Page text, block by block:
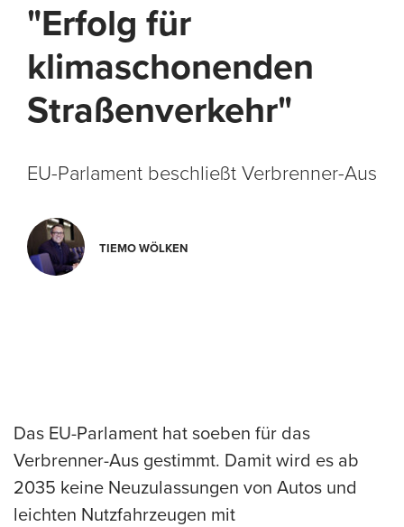
"Erfolg für
klimaschonenden
Straßenverkehr"
EU-Parlament beschließt Verbrenner-Aus
TIEMO WÖLKEN
Das EU-Parlament hat soeben für das
Verbrenner-Aus gestimmt. Damit wird es ab
2035 keine Neuzulassungen von Autos und
leichten Nutzfahrzeugen mit